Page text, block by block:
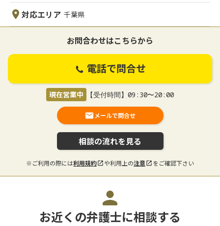
対応エリア 千葉県
お問合わせはこちらから
電話で問合せ
現在営業中 【受付時間】09:30〜20:00
メールで問合せ
相談の流れを見る
※ご利用の際には利用規約 や利用上の注意 をご確認下さい
お近くの弁護士に相談する